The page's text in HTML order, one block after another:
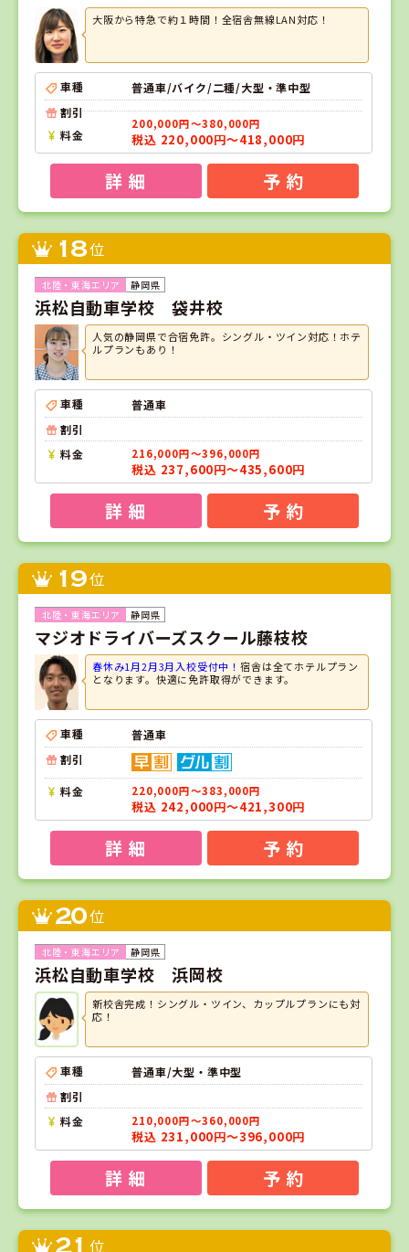
大阪から特急で約１時間！全宿舎無線LAN対応！
車種
普通車/バイク/二種/大型・準中型
割引
料金
200,000円～380,000円
税込 220,000円～418,000円
詳 細 予 約
18位
静岡県
浜松自動車学校 袋井校
人気の静岡県で合宿免許。シングル・ツイン対応！ホテ
ルプランもあり！
車種
普通車
割引
料金
216,000円～396,000円
税込 237,600円～435,600円
詳 細 予 約
19位
静岡県
マジオドライバーズスクール藤枝校
春休み1月2月3月入校受付中！宿舎は全てホテルプラン
となります。快適に免許取得ができます。
車種
普通車
割引
料金 220,000円～383,000円
税込 242,000円～421,300円
詳 細 予 約
20位
静岡県
浜松自動車学校 浜岡校
新校舎完成！シングル・ツイン、カップルプランにも対
応！
車種
普通車/大型・準中型
割引
料金
210,000円～360,000円
税込 231,000円～396,000円
詳 細 予 約
21 位